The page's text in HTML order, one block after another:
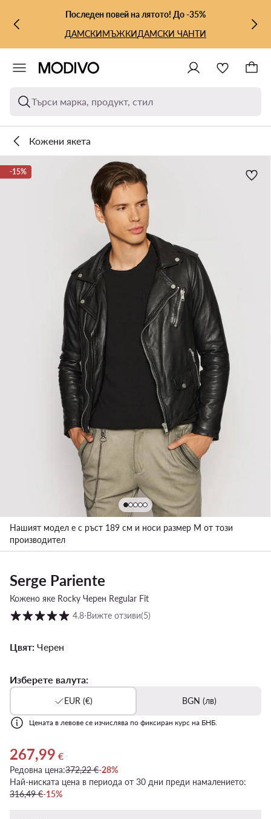
КЪМ ОСНОВНОТО СЪДЪРЖАНИЕ
КЪМ ТЪРСЕНЕПоследен повей на лятото! До -35%
ДАМСКИМЪЖКИДАМСКИ ЧАНТИ
Търси марка, продукт, стил
Кожени якета
-15%
Нашият модел е с ръст 189 см и носи размер M от този
производител
Serge Pariente
Кожено яке Rocky Черен Regular Fit
Оценка на клиентите в скала от 1 до 5
4.8⋅Вижте отзиви(5)
Цвят: Черен
Изберете валута:
EUR (€) BGN (лв)
Цената в левове се изчислява по фиксиран курс на БНБ.
Актуална цена 267,99 €
267,99 €
Редовна цена:372,22 €-28%
Най-ниската цена в периода от 30 дни преди намалението:
316,49 €-15%